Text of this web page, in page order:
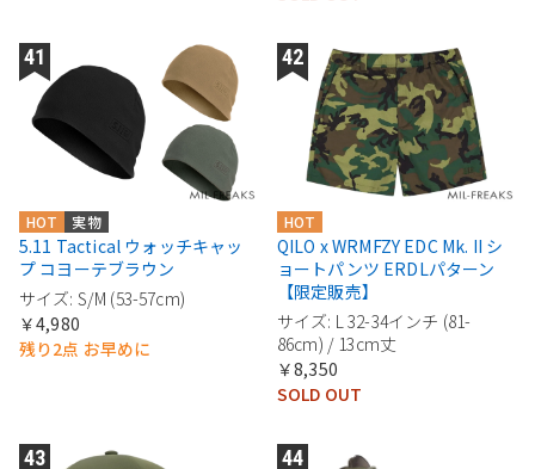
実物
HOT
5.11 Tactical ウォッチキャッ
プ コヨーテブラウン
サイズ: S/M (53-57cm)
￥4,980
残り2点 お早めに
HOT
QILO x WRMFZY EDC Mk. II シ
ョートパンツ ERDLパターン
【限定販売】
サイズ: L 32-34インチ (81-
86cm) / 13cm丈
￥8,350
SOLD OUT